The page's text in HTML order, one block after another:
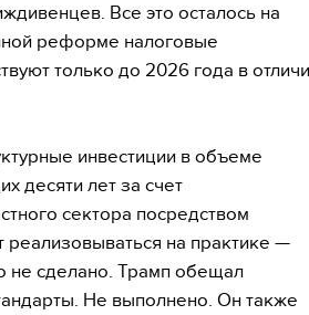
Все это осталось на
реформе налоговые
только до 2026 года в
инвестиции в объеме
десяти лет за счет
сектора посредством
реализовываться на практике —
не сделано. Трамп обещал
Не выполнено. Он также